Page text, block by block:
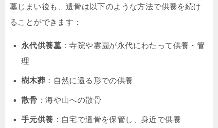
墓じまい後も、遺骨は以下のような方法で供養を続け
ることができます：
永代供養墓 ：寺院や霊園が永代にわたって供養・管
理
樹木葬 ：自然に還る形での供養
散骨 ：海や山への散骨
手元供養 ：自宅で遺骨を保管し、身近で供養